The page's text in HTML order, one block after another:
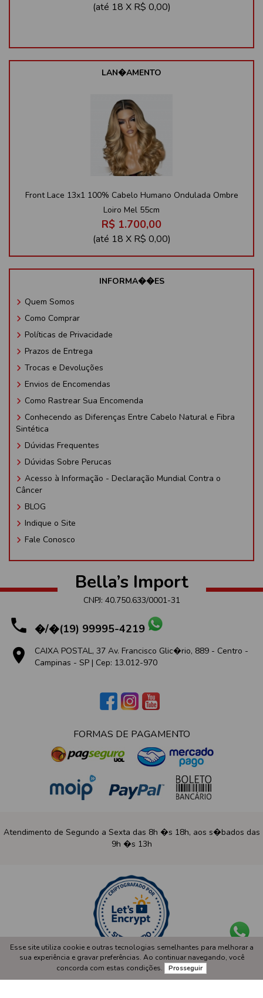
Esse site utiliza cookie e outras tecnologias semelhantes para melhorar a
sua experiência e gravar preferências. Ao continuar navegando, você
concorda com estas condições.
Prosseguir
(até 18 X R$ 0,00)
LAN�AMENTO
Front Lace 13x1 100% Cabelo Humano Ondulada Ombre
Loiro Mel 55cm
R$ 1.700,00
(até 18 X R$ 0,00)
INFORMA��ES
keyboard_arrow_right Quem Somos
keyboard_arrow_right Como Comprar
keyboard_arrow_right Políticas de Privacidade
keyboard_arrow_right Prazos de Entrega
keyboard_arrow_right Trocas e Devoluções
keyboard_arrow_right Envios de Encomendas
keyboard_arrow_right Como Rastrear Sua Encomenda
keyboard_arrow_right Conhecendo as Diferenças Entre Cabelo Natural e Fibra
Sintética
keyboard_arrow_right Dúvidas Frequentes
keyboard_arrow_right Dúvidas Sobre Perucas
keyboard_arrow_right Acesso à Informação - Declaração Mundial Contra o
Câncer
keyboard_arrow_right BLOG
keyboard_arrow_right Indique o Site
keyboard_arrow_right Fale Conosco
Bella’s Import
CNPJ: 40.750.633/0001-31
phone �/�(19) 99995-4219
place
CAIXA POSTAL, 37 Av. Francisco Glic�rio, 889 - Centro -
Campinas - SP | Cep: 13.012-970
FORMAS DE PAGAMENTO
Atendimento de Segundo a Sexta das 8h �s 18h, aos s�bados das
9h �s 13h
Desenvolvido porLojas VirtuaisBR